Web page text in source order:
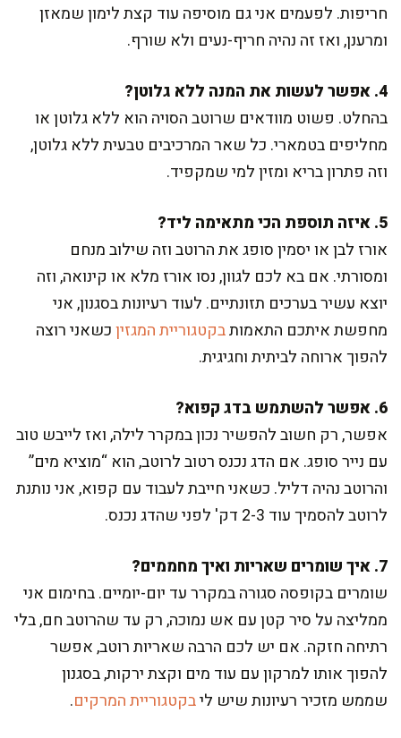
חריפות. לפעמים אני גם מוסיפה עוד קצת לימון שמאזן
ומרענן, ואז זה נהיה חריף-נעים ולא שורף.
4. אפשר לעשות את המנה ללא גלוטן?
בהחלט. פשוט מוודאים שרוטב הסויה הוא ללא גלוטן או
מחליפים בטמארי. כל שאר המרכיבים טבעית ללא גלוטן,
וזה פתרון בריא ומזין למי שמקפיד.
5. איזה תוספת הכי מתאימה ליד?
אורז לבן או יסמין סופג את הרוטב וזה שילוב מנחם
ומסורתי. אם בא לכם לגוון, נסו אורז מלא או קינואה, וזה
יוצא עשיר בערכים תזונתיים. לעוד רעיונות בסגנון, אני
מחפשת איתכם התאמותבקטגוריית המגזיןכשאני רוצה
להפוך ארוחה לביתית וחגיגית.
6. אפשר להשתמש בדג קפוא?
אפשר, רק חשוב להפשיר נכון במקרר לילה, ואז לייבש טוב
עם נייר סופג. אם הדג נכנס רטוב לרוטב, הוא “מוציא מים”
והרוטב נהיה דליל. כשאני חייבת לעבוד עם קפוא, אני נותנת
לרוטב להסמיך עוד 2-3 דק' לפני שהדג נכנס.
7. איך שומרים שאריות ואיך מחממים?
שומרים בקופסה סגורה במקרר עד יום-יומיים. בחימום אני
ממליצה על סיר קטן עם אש נמוכה, רק עד שהרוטב חם, בלי
רתיחה חזקה. אם יש לכם הרבה שאריות רוטב, אפשר
להפוך אותו למרקון עם עוד מים וקצת ירקות, בסגנון
שממש מזכיר רעיונות שיש ליבקטגוריית המרקים.